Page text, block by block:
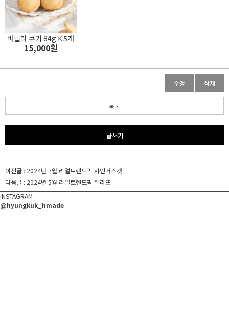
바닐라 쿠키 84g×5개
15,000원
수정 삭제
목록
글쓰기
이전글 : 2024년 7월 리얼트렌드픽 샤인머스캣
다음글 : 2024년 5월 리얼트렌드픽 젤라또
INSTAGRAM
@hyungkuk_hmade